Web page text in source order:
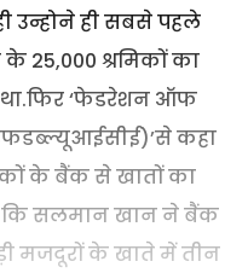
उन्होने ही सबसे पहले
25,000 श्रमिकों का
था.फिर ‘फेडरेशन ऑफ
कहा
के बैंक से खातों का
कि सलमान खान ने बैंक
मजदूरों के खाते में तीन